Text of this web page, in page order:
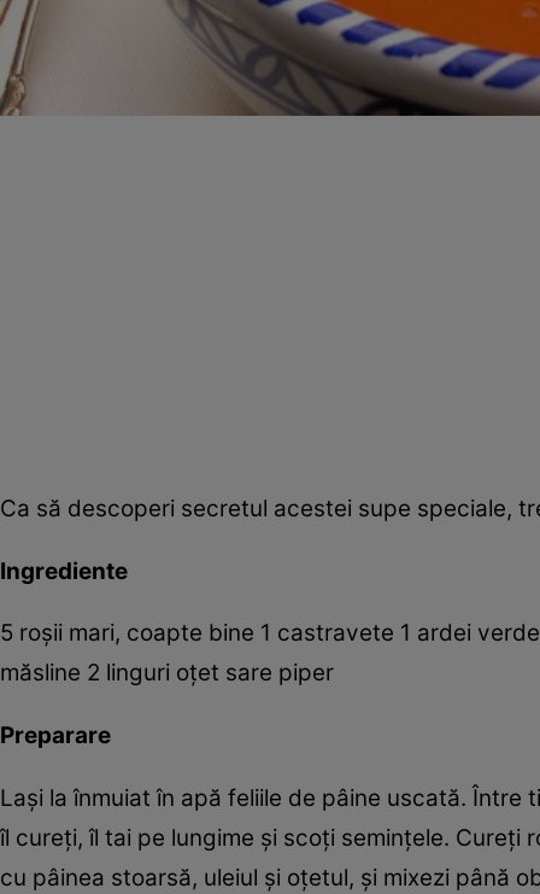
Ca să descoperi secretul acestei supe speciale,
Ingrediente
5 roşii mari, coapte bine 1 castravete 1 ardei
măsline 2 linguri oţet sare piper
Preparare
Laşi la înmuiat în apă feliile de pâine uscată.
îl cureţi, îl tai pe lungime şi scoţi seminţele. Cureţi
cu pâinea stoarsă, uleiul şi oţetul, şi mixezi până